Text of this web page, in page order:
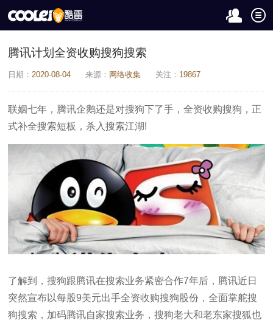
腾讯计划全资收购搜狗搜索
日期：2020-08-04 来源： 网络收集 关注： 19867
联姻七年，腾讯企鹅还是对搜狗下了手，全资收购搜狗，正
式补全搜索短板，杀入搜索江湖!
了解到，搜狗跟腾讯在搜索业务紧密合作7年后，腾讯近日
突然宣布以每股9美元出手全资收购搜狗股份，全面掌舵搜
狗搜索，加码腾讯自家搜索业务，搜狗老大和老东家搜狐也